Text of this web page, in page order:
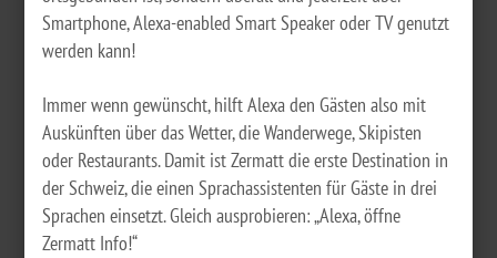
Smartphone, Alexa-enabled Smart Speaker oder TV genutzt
werden kann!
Immer wenn gewünscht, hilft Alexa den Gästen also mit
Auskünften über das Wetter, die Wanderwege, Skipisten
oder Restaurants. Damit ist Zermatt die erste Destination in
der Schweiz, die einen Sprachassistenten für Gäste in drei
Sprachen einsetzt. Gleich ausprobieren: „Alexa, öffne
Zermatt Info!“